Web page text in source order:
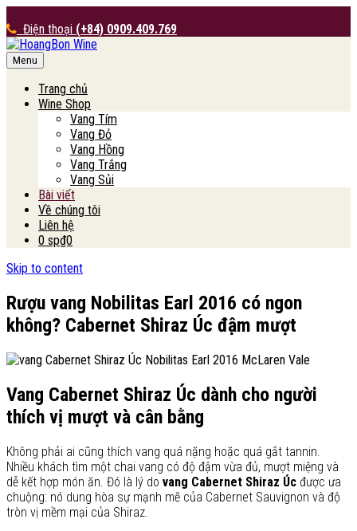
Điện thoại (+84) 0909.409.769
HoangBon Wine
Menu
Trang chủ
Wine Shop
Vang Tím
Vang Đỏ
Vang Hồng
Vang Trắng
Vang Sủi
Bài viết
Về chúng tôi
Liên hệ
0 sp₫0
Skip to content
Rượu vang Nobilitas Earl 2016 có ngon
không? Cabernet Shiraz Úc đậm mượt
Vang Cabernet Shiraz Úc dành cho người
thích vị mượt và cân bằng
Không phải ai cũng thích vang quá nặng hoặc quá gắt tannin.
Nhiều khách tìm một chai vang có độ đậm vừa đủ, mượt miệng và
dễ kết hợp món ăn. Đó là lý do vang Cabernet Shiraz Úc được ưa
chuộng: nó dung hòa sự mạnh mẽ của Cabernet Sauvignon và độ
tròn vị mềm mại của Shiraz.